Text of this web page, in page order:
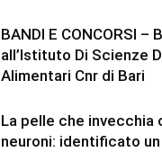
BANDI E CONCORSI –
all’Istituto Di Scienze
Alimentari Cnr di Bari
La pelle che invecchia
neuroni: identificato